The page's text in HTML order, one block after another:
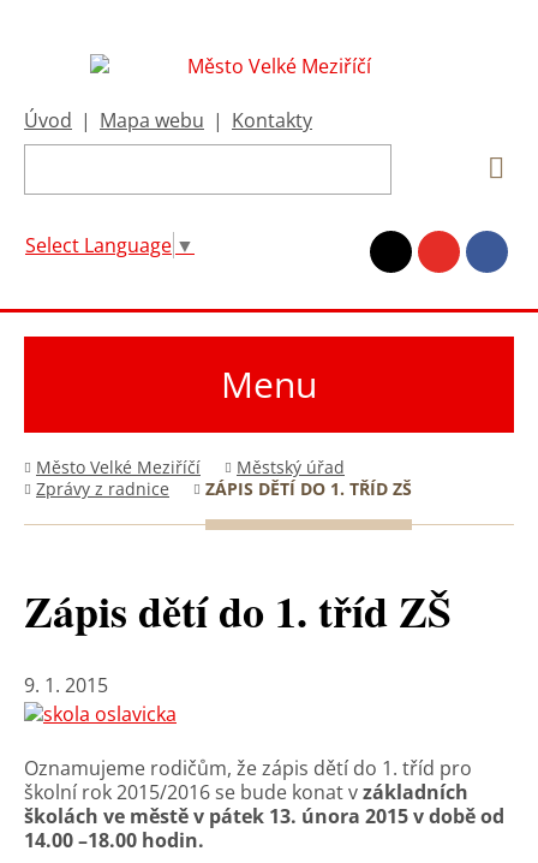
Úvod | Mapa webu | Kontakty
Select Language ▼
Menu
Město Velké Meziříčí
Městský úřad
Zprávy z radnice
ZÁPIS DĚTÍ DO 1. TŘÍD ZŠ
Zápis dětí do 1. tříd ZŠ
9. 1. 2015
Oznamujeme rodičům, že zápis dětí do 1. tříd pro
školní rok 2015/2016 se bude konat vzákladních
školách ve městě v pátek 13. února 2015 v době od
14.00 –18.00 hodin.